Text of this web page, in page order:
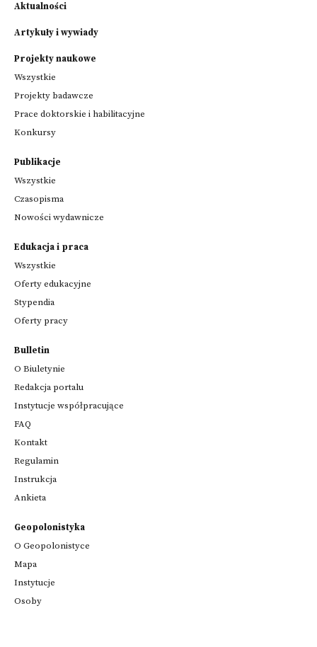
Aktualności
Artykuły i wywiady
Projekty naukowe
Wszystkie
Projekty badawcze
Prace doktorskie i habilitacyjne
Konkursy
Publikacje
Wszystkie
Czasopisma
Nowości wydawnicze
Edukacja i praca
Wszystkie
Oferty edukacyjne
Stypendia
Oferty pracy
Bulletin
O Biuletynie
Redakcja portalu
Instytucje współpracujące
FAQ
Kontakt
Regulamin
Instrukcja
Ankieta
Geopolonistyka
O Geopolonistyce
Mapa
Instytucje
Osoby